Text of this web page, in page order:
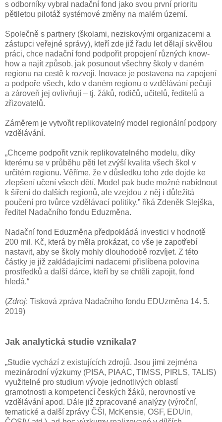
s odborníky vybral nadační fond jako svou první prioritu
pětiletou pilotáž systémové změny na malém území.
Společně s partnery (školami, neziskovými organizacemi a
zástupci veřejné správy), kteří zde již řadu let dělají skvělou
práci, chce nadační fond podpořit propojení různých know-
how a najít způsob, jak posunout všechny školy v daném
regionu na cestě k rozvoji. Inovace je postavena na zapojení
a podpoře všech, kdo v daném regionu o vzdělávání pečují
a zároveň jej ovlivňují – tj. žáků, rodičů, učitelů, ředitelů a
zřizovatelů.
Záměrem je vytvořit replikovatelný model regionální podpory
vzdělávání.
„Chceme podpořit vznik replikovatelného modelu, díky
kterému se v průběhu pěti let zvýší kvalita všech škol v
určitém regionu. Věříme, že v důsledku toho zde dojde ke
zlepšení učení všech dětí. Model pak bude možné nabídnout
k šíření do dalších regionů, ale vzejdou z něj i důležitá
poučení pro tvůrce vzdělávací politiky.” říká Zdeněk Slejška,
ředitel Nadačního fondu Eduzměna.
Nadační fond Eduzměna předpokládá investici v hodnotě
200 mil. Kč, která by měla prokázat, co vše je zapotřebí
nastavit, aby se školy mohly dlouhodobě rozvíjet. Z této
částky je již zakládajícími nadacemi přislíbena polovina
prostředků a další dárce, kteří by se chtěli zapojit, fond
hledá.“
(Zdroj: Tisková zpráva Nadačního fondu EDUzměna 14. 5.
2019)
Jak analytická studie vznikala?
„Studie vychází z existujících zdrojů. Jsou jimi zejména
mezinárodní výzkumy (PISA, PIAAC, TIMSS, PIRLS, TALIS)
využitelné pro studium vývoje jednotlivých oblastí
gramotnosti a kompetencí českých žáků, nerovností ve
vzdělávání apod. Dále již zpracované analýzy (výroční,
tematické a další zprávy ČŠI, McKensie, OSF, EDUin,